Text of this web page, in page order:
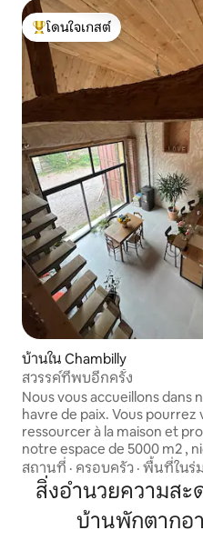
โดนใจเกสต์ที่สุด
โดนใจเกสต์
บ้านใน Chambilly
สวรรค์ที่พบอีกครั้ง
Nous vous accueillons dans
havre de paix. Vous pourrez
ressourcer à la maison et
notre espace de 5000 m2 ,
Brionnais et découvrir la
région. Nous vivons dans
partie de la maison. Votre
totalement autonome.
สถานที่ · ครอบครัว · พื้นที่ในร่ม
สิ่งอำนวยความส
บ้านพักตากอ